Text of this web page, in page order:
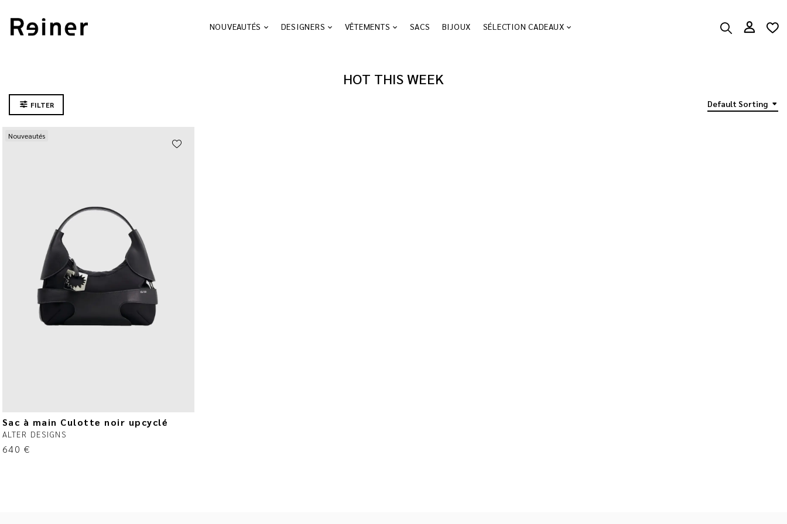
NOUVEAUTÉS DESIGNERS VÊTEMENTS SACS BIJOUX SÉLECTION CADEAUX
HOT THIS WEEK
FILTER Default Sorting
Nouveautés
Sac à main Culotte noir upcyclé
ALTER DESIGNS
640 €